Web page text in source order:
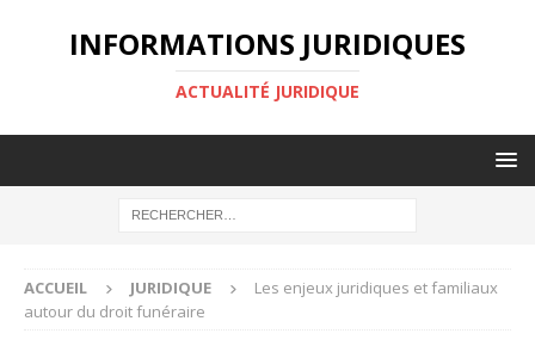
INFORMATIONS JURIDIQUES
ACTUALITÉ JURIDIQUE
ACCUEIL JURIDIQUE
Les enjeux juridiques et familiaux
autour du droit funéraire